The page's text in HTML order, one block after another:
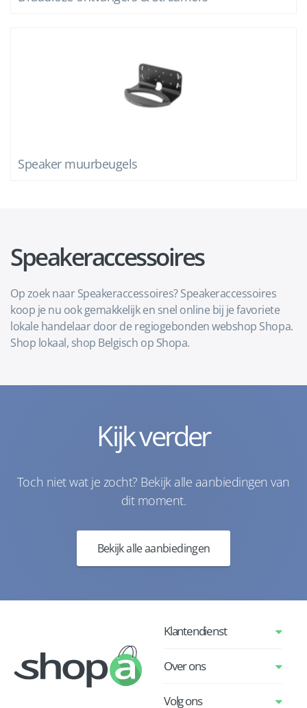
Speaker muurbeugels
Speakeraccessoires
Op zoek naar Speakeraccessoires? Speakeraccessoires
koop je nu ook gemakkelijk en snel online bij je favoriete
lokale handelaar door de regiogebonden webshop Shopa.
Shop lokaal, shop Belgisch op Shopa.
Kijk verder
Toch niet wat je zocht? Bekijk alle aanbiedingen van
dit moment.
Bekijk alle aanbiedingen
Klantendienst
Over ons
Volg ons